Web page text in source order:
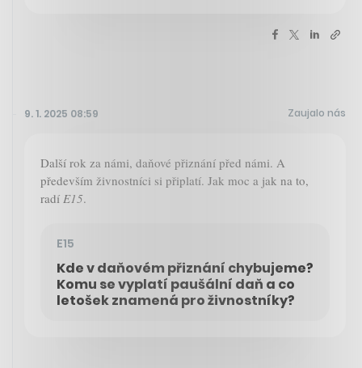
9. 1. 2025 08:59 Zaujalo nás
Další rok za námi, daňové přiznání před námi. A
především živnostníci si připlatí. Jak moc a jak na to,
radí E15.
E15
Kde v daňovém přiznání chybujeme?
Komu se vyplatí paušální daň a co
letošek znamená pro živnostníky?